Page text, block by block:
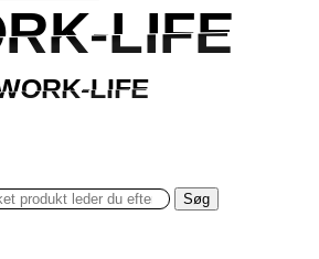
LIFE
LIFE
LIFE
LIFE
Søg